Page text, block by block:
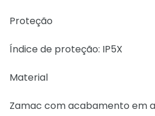
Proteção
Índice de proteção: IP5X
Material
Zamac com acabamento em